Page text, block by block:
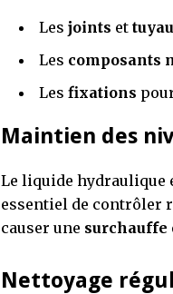
Les joints et
Les composants
Les fixations
Maintien des
Le liquide hydraulique
essentiel de contrôler
causer une surchauffe
Nettoyage